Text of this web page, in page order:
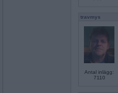
travmys
Antal inlägg:
7110